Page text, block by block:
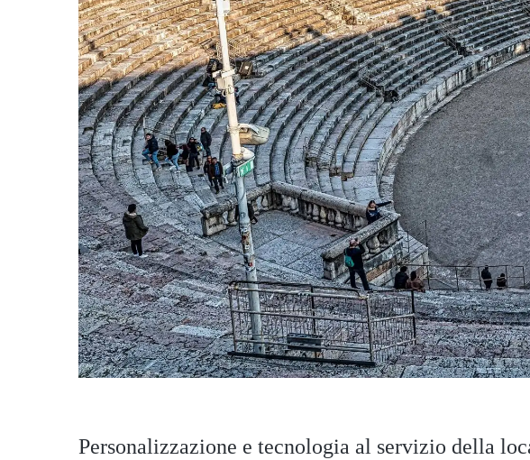
Personalizzazione e tecnologia al servizio della